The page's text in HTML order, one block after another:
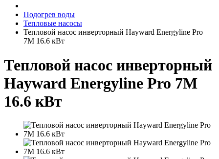
Подогрев воды
Тепловые насосы
Тепловой насос инверторный Hayward Energyline Pro
7M 16.6 кВт
Тепловой насос инверторный
Hayward Energyline Pro 7M
16.6 кВт